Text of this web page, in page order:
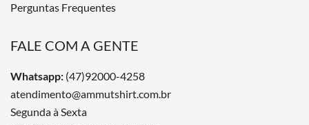
Perguntas Frequentes
FALE COM A GENTE
Whatsapp: (47)92000-4258
atendimento@ammutshirt.com.br
Segunda à Sexta